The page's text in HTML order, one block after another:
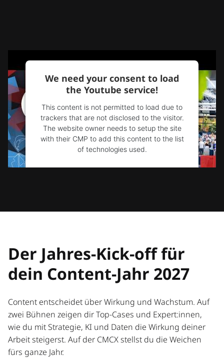
We need your consent to load
the Youtube service!
This content is not permitted to load due to
trackers that are not disclosed to the visitor.
The website owner needs to setup the site
with their CMP to add this content to the list
of technologies used.
Powered byUsercentrics Consent
Der Jahres-Kick-off für
dein Content-Jahr 2027
Content entscheidet über Wirkung und Wachstum. Auf
zwei Bühnen zeigen dir Top-Cases und Expert:innen,
wie du mit Strategie, KI und Daten die Wirkung deiner
Arbeit steigerst. Auf der CMCX stellst du die Weichen
fürs ganze Jahr.